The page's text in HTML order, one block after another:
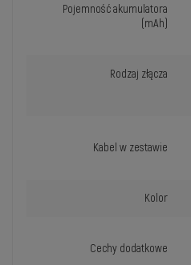
Pojemność akumulatora
(mAh)
Rodzaj złącza
Kabel w zestawie
Kolor
Cechy dodatkowe